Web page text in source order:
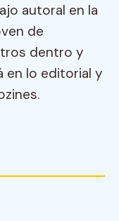
autoral en la
de
dentro y
en lo editorial y